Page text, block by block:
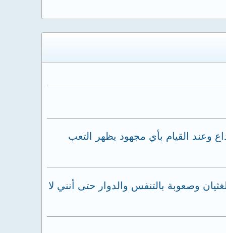
وعند القيام بأي مجهود يظهر التعب
وصعوبة بالتنفس والدوار حتى أنني لا